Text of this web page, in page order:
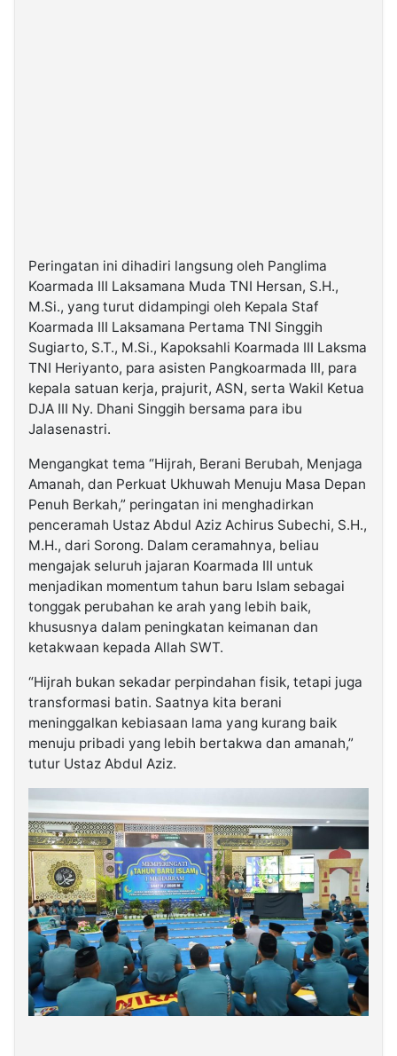
Peringatan ini dihadiri langsung oleh Panglima
Koarmada III Laksamana Muda TNI Hersan, S.H.,
M.Si., yang turut didampingi oleh Kepala Staf
Koarmada III Laksamana Pertama TNI Singgih
Sugiarto, S.T., M.Si., Kapoksahli Koarmada III Laksma
TNI Heriyanto, para asisten Pangkoarmada III, para
kepala satuan kerja, prajurit, ASN, serta Wakil Ketua
DJA III Ny. Dhani Singgih bersama para ibu
Jalasenastri.
Mengangkat tema “Hijrah, Berani Berubah, Menjaga
Amanah, dan Perkuat Ukhuwah Menuju Masa Depan
Penuh Berkah,” peringatan ini menghadirkan
penceramah Ustaz Abdul Aziz Achirus Subechi, S.H.,
M.H., dari Sorong. Dalam ceramahnya, beliau
mengajak seluruh jajaran Koarmada III untuk
menjadikan momentum tahun baru Islam sebagai
tonggak perubahan ke arah yang lebih baik,
khususnya dalam peningkatan keimanan dan
ketakwaan kepada Allah SWT.
“Hijrah bukan sekadar perpindahan fisik, tetapi juga
transformasi batin. Saatnya kita berani
meninggalkan kebiasaan lama yang kurang baik
menuju pribadi yang lebih bertakwa dan amanah,”
tutur Ustaz Abdul Aziz.